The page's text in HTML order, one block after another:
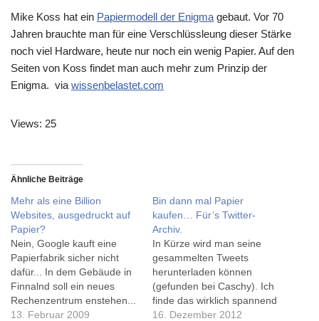
Mike Koss hat ein Papiermodell der Enigma gebaut. Vor 70
Jahren brauchte man für eine Verschlüssleung dieser Stärke
noch viel Hardware, heute nur noch ein wenig Papier. Auf den
Seiten von Koss findet man auch mehr zum Prinzip der
Enigma. via wissenbelastet.com
Views: 25
Ähnliche Beiträge
Mehr als eine Billion
Websites, ausgedruckt auf
Papier?
Nein, Google kauft eine
Papierfabrik sicher nicht
dafür... In dem Gebäude in
Finnalnd soll ein neues
Rechenzentrum enstehen...
[via goem.de] *) Darüber,
13. Februar 2009
Bin dann mal Papier
kaufen… Für’s Twitter-
Archiv.
In Kürze wird man seine
gesammelten Tweets
herunterladen können
(gefunden bei Caschy). Ich
finde das wirklich spannend
- auch wenn ich sie kaum
16. Dezember 2012